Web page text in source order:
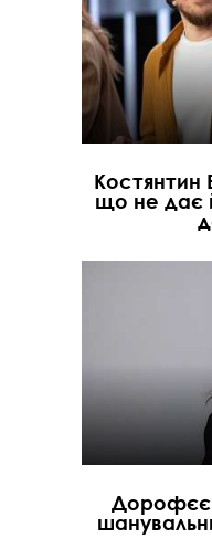
Костянтин
що не дає